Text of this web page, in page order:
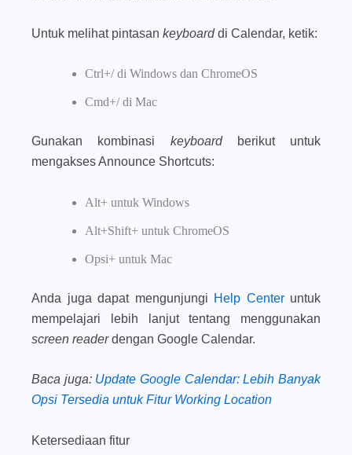
Untuk melihat pintasan keyboarddi Calendar, ketik:
Ctrl+/ di Windows dan ChromeOS
Cmd+/ di Mac
Gunakan kombinasi keyboardberikut untuk
mengakses Announce Shortcuts:
Alt+ untuk Windows
Alt+Shift+ untuk ChromeOS
Opsi+ untuk Mac
Anda juga dapat mengunjungi Help Centeruntuk
mempelajari lebih lanjut tentang menggunakan
screen readerdengan Google Calendar.
Baca juga: Update Google Calendar: Lebih Banyak
Opsi Tersedia untuk Fitur Working Location
Ketersediaan fitur